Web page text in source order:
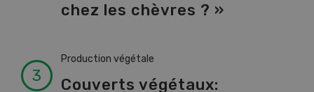
chez les chèvres ? »
Production végétale
Couverts végétaux: